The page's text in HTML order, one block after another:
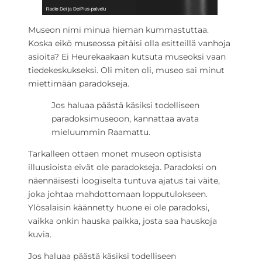
Museon nimi minua hieman kummastuttaa.
Koska eikö museossa pitäisi olla esitteillä vanhoja
asioita? Ei Heurekaakaan kutsuta museoksi vaan
tiedekeskukseksi. Oli miten oli, museo sai minut
miettimään paradokseja.
Jos haluaa päästä käsiksi todelliseen
paradoksimuseoon, kannattaa avata
mieluummin Raamattu.
Tarkalleen ottaen monet museon optisista
illuusioista eivät ole paradokseja. Paradoksi on
näennäisesti loogiselta tuntuva ajatus tai väite,
joka johtaa mahdottomaan lopputulokseen.
Ylösalaisin käännetty huone ei ole paradoksi,
vaikka onkin hauska paikka, josta saa hauskoja
kuvia.
Jos haluaa päästä käsiksi todelliseen